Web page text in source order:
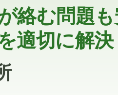
絡む問題
適切に解決